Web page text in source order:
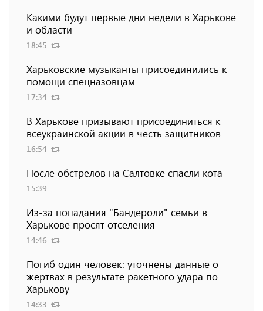
Какими будут первые дни недели в Харькове
и области
18:45
Харьковские музыканты присоединились к
помощи спецназовцам
17:34
В Харькове призывают присоединиться к
всеукраинской акции в честь защитников
16:54
После обстрелов на Салтовке спасли кота
15:39
Из-за попадания "Бандероли" семьи в
Харькове просят отселения
14:46
Погиб один человек: уточнены данные о
жертвах в результате ракетного удара по
Харькову
14:33